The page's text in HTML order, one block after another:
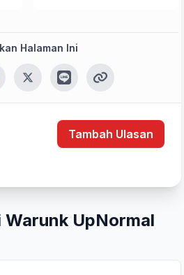
Halaman Ini
Tambah Ulasan
Warunk UpNormal